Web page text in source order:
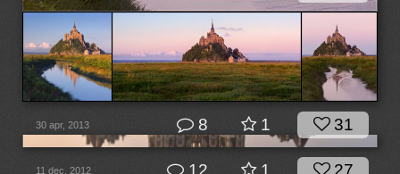
30 apr, 2013 8 1 31
11 dec, 2012 12 1 27